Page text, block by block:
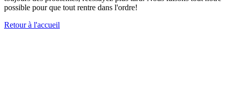
possible pour que tout rentre dans l'ordre!
Retour à l'accueil